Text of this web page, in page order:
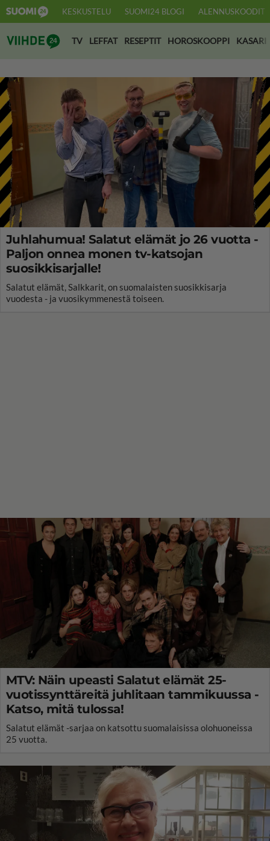
KESKUSTELU SUOMI24 BLOGI ALENNUSKOODIT
Suomi24 Viihde
TV LEFFAT RESEPTIT HOROSKOOPPI KASARI
Juhlahumua! Salatut elämät jo 26 vuotta -
Paljon onnea monen tv-katsojan
suosikkisarjalle!
Salatut elämät, Salkkarit, on suomalaisten suosikkisarja
vuodesta - ja vuosikymmenestä toiseen.
MTV: Näin upeasti Salatut elämät 25-
vuotissynttäreitä juhlitaan tammikuussa -
Katso, mitä tulossa!
Salatut elämät -sarjaa on katsottu suomalaisissa olohuoneissa
25 vuotta.